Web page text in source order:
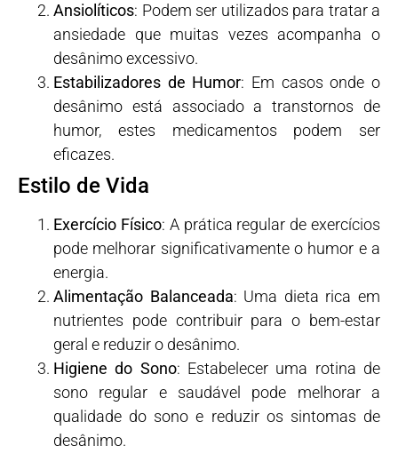
Ansiolíticos: Podem ser utilizados para tratar a
ansiedade que muitas vezes acompanha o
desânimo excessivo.
Estabilizadores de Humor: Em casos onde o
desânimo está associado a transtornos de
humor, estes medicamentos podem ser
eficazes.
Estilo de Vida
Exercício Físico: A prática regular de exercícios
pode melhorar significativamente o humor e a
energia.
Alimentação Balanceada: Uma dieta rica em
nutrientes pode contribuir para o bem-estar
geral e reduzir o desânimo.
Higiene do Sono: Estabelecer uma rotina de
sono regular e saudável pode melhorar a
qualidade do sono e reduzir os sintomas de
desânimo.